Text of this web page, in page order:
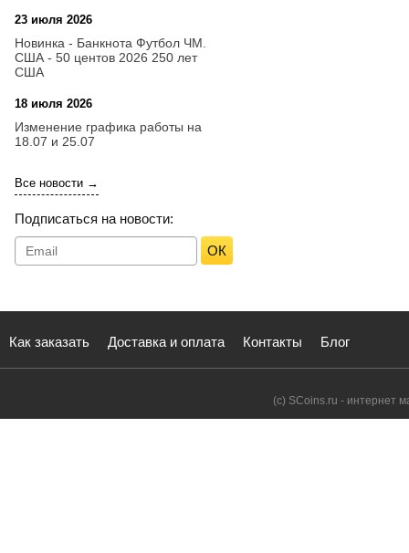
23 июля 2026
Новинка - Банкнота Футбол ЧМ.
США - 50 центов 2026 250 лет
США
18 июля 2026
Изменение графика работы на
18.07 и 25.07
Все новости →
Подписаться на новости:
ОК
Как заказать Доставка и оплата Контакты Блог
(с) SCoins.ru - интернет